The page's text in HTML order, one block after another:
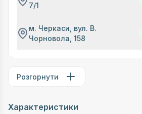
7/1
м. Черкаси, вул. В.
Чорновола, 158
Розгорнути
Характеристики